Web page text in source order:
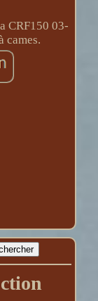
CRF150 03-
cames.